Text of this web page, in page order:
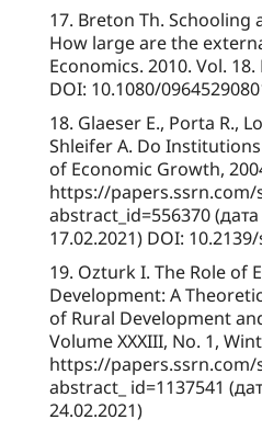
17. Breton Th. Schooling
How large are the
Economics. 2010. Vol.
DOI: 10.1080/
18. Glaeser E., Porta R.,
Shleifer A. Do
of Economic Growth,
https://papers.ssrn.com/
abstract_id=556370
17.02.2021) DOI:
19. Ozturk I. The Role of
Development: A
of Rural Development
Volume XXXIII, No. 1,
https://papers.ssrn.com/
abstract_ id=1137541
24.02.2021)